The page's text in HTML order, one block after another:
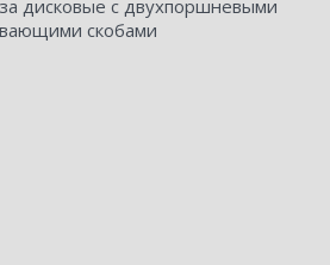
дисковые с двухпоршневыми
скобами